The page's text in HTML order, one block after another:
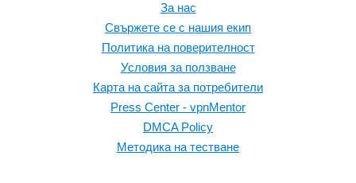
За нас
Свържете се с нашия екип
Политика на поверителност
Условия за ползване
Карта на сайта за потребители
Press Center - vpnMentor
DMCA Policy
Методика на тестване